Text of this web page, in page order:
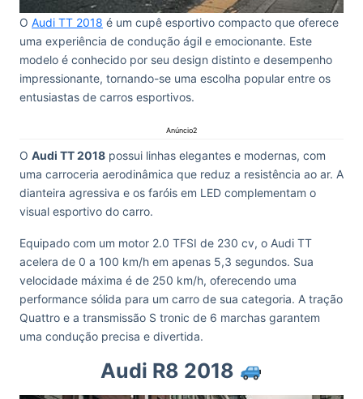
O Audi TT 2018 é um cupê esportivo compacto que oferece
uma experiência de condução ágil e emocionante. Este
modelo é conhecido por seu design distinto e desempenho
impressionante, tornando-se uma escolha popular entre os
entusiastas de carros esportivos.
Anúncio2
O Audi TT 2018 possui linhas elegantes e modernas, com
uma carroceria aerodinâmica que reduz a resistência ao ar. A
dianteira agressiva e os faróis em LED complementam o
visual esportivo do carro.
Equipado com um motor 2.0 TFSI de 230 cv, o Audi TT
acelera de 0 a 100 km/h em apenas 5,3 segundos. Sua
velocidade máxima é de 250 km/h, oferecendo uma
performance sólida para um carro de sua categoria. A tração
Quattro e a transmissão S tronic de 6 marchas garantem
uma condução precisa e divertida.
Audi R8 2018